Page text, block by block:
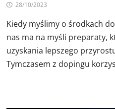
28/10/2023
Kiedy myślimy o środkach
nas ma na myśli preparaty,
uzyskania lepszego
Tymczasem z dopingu